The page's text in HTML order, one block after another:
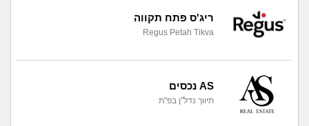
ריג'ס פתח תקווה
Regus Petah Tikva
AS נכסים
תיווך נדל"ן בפ"ת